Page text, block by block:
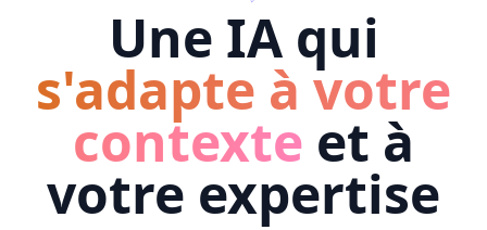
Une IA qui
s'adapte à votre
contexte et à
votre expertise